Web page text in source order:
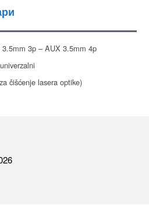
3p – AUX 3.5mm 4p
čišćenje lasera optike)